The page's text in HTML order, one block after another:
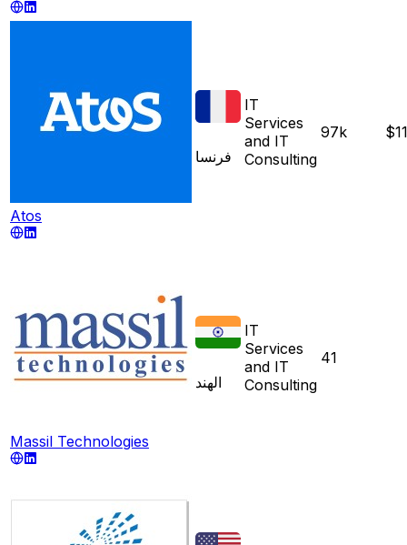
Atos
فرنسا
IT
Services
and IT
Consulting
97k
Massil Technologies
الهند
IT
Services
and IT
Consulting
41